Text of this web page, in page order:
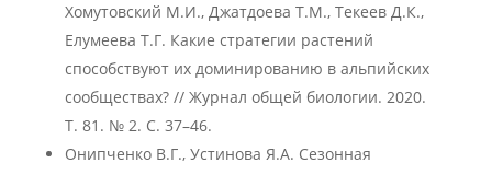
Хомутовский М.И., Джатдоева Т.М., Текеев Д.К.,
Елумеева Т.Г. Какие стратегии растений
способствуют их доминированию в альпийских
сообществах? // Журнал общей биологии. 2020.
Т. 81. № 2. С. 37–46.
Онипченко В.Г., Устинова Я.А. Сезонная